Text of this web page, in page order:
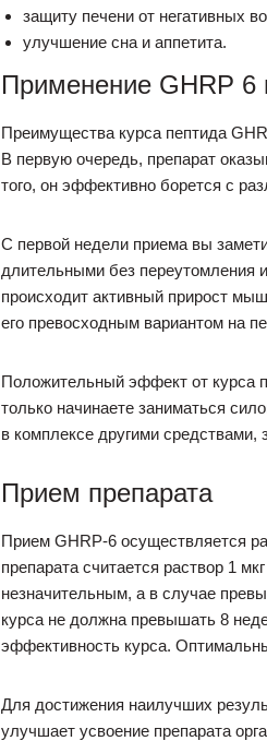
защиту печени от негативных
улучшение сна и аппетита.
Применение GHRP 6
Преимущества курса пептида
В первую очередь, препарат
того, он эффективно борется с
С первой недели приема вы
длительными без переутомления
происходит активный прирост
его превосходным вариантом на
Положительный эффект от курса
только начинаете заниматься
в комплексе другими средствами,
Прием препарата
Прием GHRP-6 осуществляется
препарата считается раствор 1
незначительным, а в случае
курса не должна превышать 8
эффективность курса.
Для достижения наилучших
улучшает усвоение препарата